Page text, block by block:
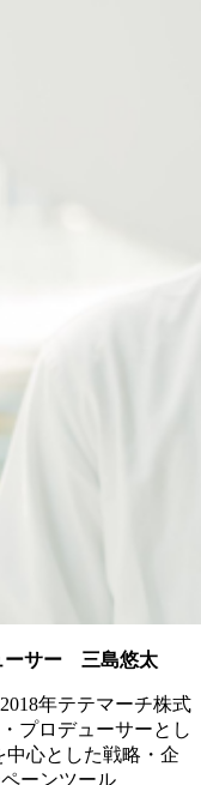
ーサー 三島悠太
年テテマーチ株式
プロデューサーとし
中心とした戦略・企
ーンツール